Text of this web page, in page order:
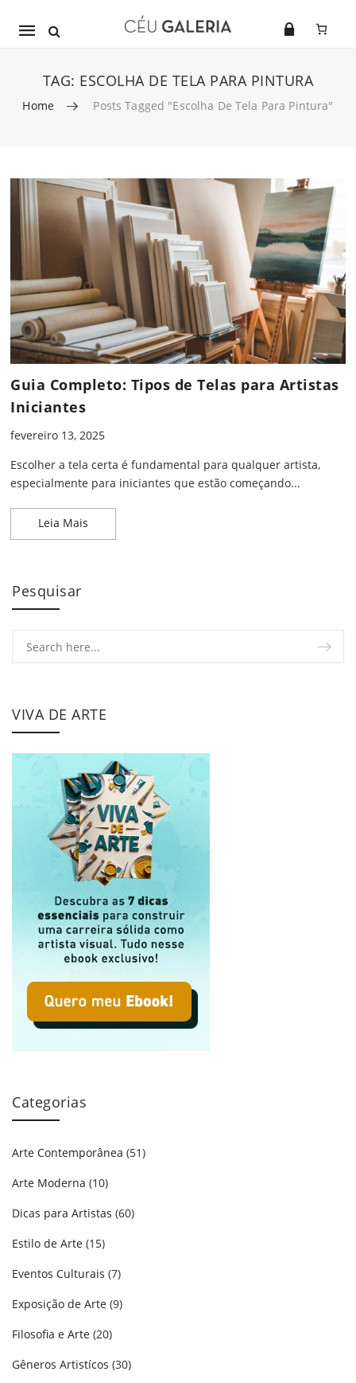
Mobile
TAG: ESCOLHA DE TELA PARA PINTURA
Home Posts Tagged "escolha De Tela Para Pintura"
Skip to content
Guia Completo: Tipos de Telas para Artistas
Iniciantes
fevereiro 13, 2025
Escolher a tela certa é fundamental para qualquer artista,
especialmente para iniciantes que estão começando...
Leia Mais
Pesquisar
VIVA DE ARTE
Categorias
Arte Contemporânea (51)
Arte Moderna (10)
Dicas para Artistas (60)
Estilo de Arte (15)
Eventos Culturais (7)
Exposição de Arte (9)
Filosofia e Arte (20)
Gêneros Artistícos (30)